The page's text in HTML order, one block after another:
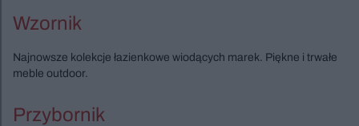
Wzornik
Najnowsze kolekcje łazienkowe wiodących marek. Piękne i trwałe
meble outdoor.
Przybornik